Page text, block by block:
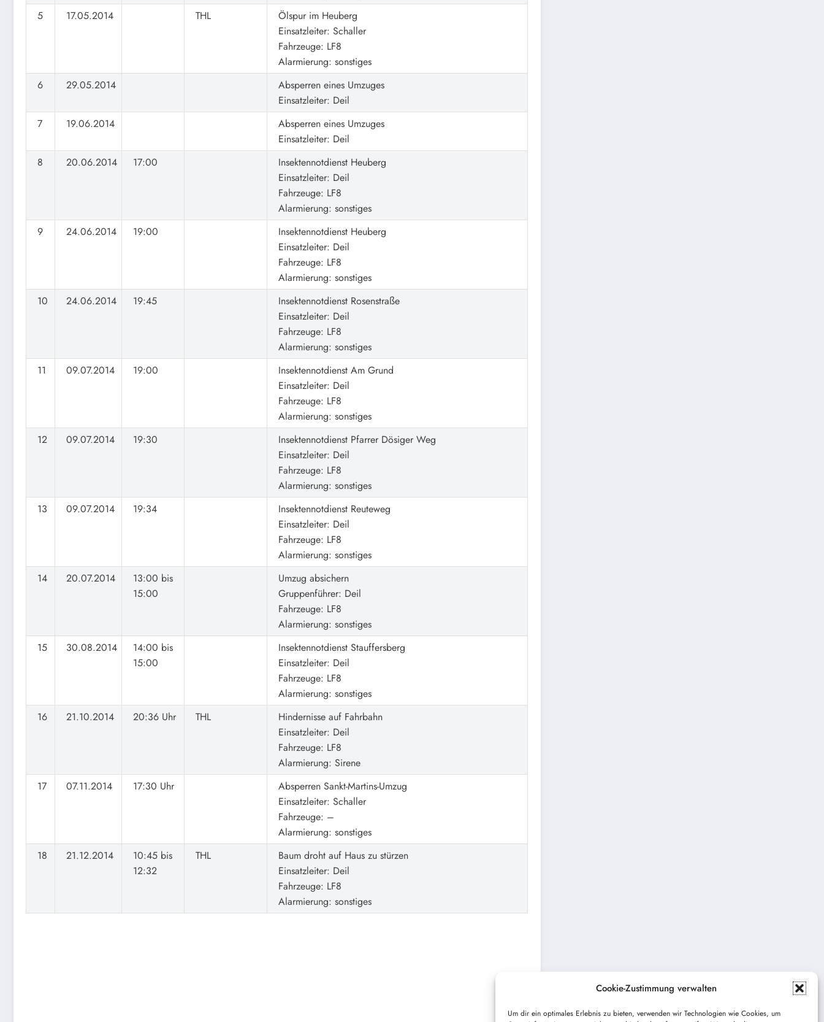
Cookie-Zustimmung verwalten
Um dir ein optimales Erlebnis zu bieten, verwenden wir Technologien wie Cookies, um
5
17.05.2014 THL
Ölspur im Heuberg
Einsatzleiter: Schaller
Fahrzeuge: LF8
Alarmierung: sonstiges
6
29.05.2014
Absperren eines Umzuges
Einsatzleiter: Deil
7
19.06.2014
Absperren eines Umzuges
Einsatzleiter: Deil
8
20.06.2014 17:00
Insektennotdienst Heuberg
Einsatzleiter: Deil
Fahrzeuge: LF8
Alarmierung: sonstiges
9
24.06.2014 19:00
Insektennotdienst Heuberg
Einsatzleiter: Deil
Fahrzeuge: LF8
Alarmierung: sonstiges
10
24.06.2014 19:45
Insektennotdienst Rosenstraße
Einsatzleiter: Deil
Fahrzeuge: LF8
Alarmierung: sonstiges
11
09.07.2014 19:00
Insektennotdienst Am Grund
Einsatzleiter: Deil
Fahrzeuge: LF8
Alarmierung: sonstiges
12
09.07.2014 19:30
Insektennotdienst Pfarrer Dösiger Weg
Einsatzleiter: Deil
Fahrzeuge: LF8
Alarmierung: sonstiges
13
09.07.2014 19:34
Insektennotdienst Reuteweg
Einsatzleiter: Deil
Fahrzeuge: LF8
Alarmierung: sonstiges
14
20.07.2014
13:00 bis
15:00
Umzug absichern
Gruppenführer: Deil
Fahrzeuge: LF8
Alarmierung: sonstiges
15
30.08.2014
14:00 bis
15:00
Insektennotdienst Stauffersberg
Einsatzleiter: Deil
Fahrzeuge: LF8
Alarmierung: sonstiges
16
21.10.2014 20:36 Uhr THL
Hindernisse auf Fahrbahn
Einsatzleiter: Deil
Fahrzeuge: LF8
Alarmierung: Sirene
17
07.11.2014 17:30 Uhr
Absperren Sankt-Martins-Umzug
Einsatzleiter: Schaller
Fahrzeuge: –
Alarmierung: sonstiges
18
21.12.2014
10:45 bis
12:32
THL
Baum droht auf Haus zu stürzen
Einsatzleiter: Deil
Fahrzeuge: LF8
Alarmierung: sonstiges